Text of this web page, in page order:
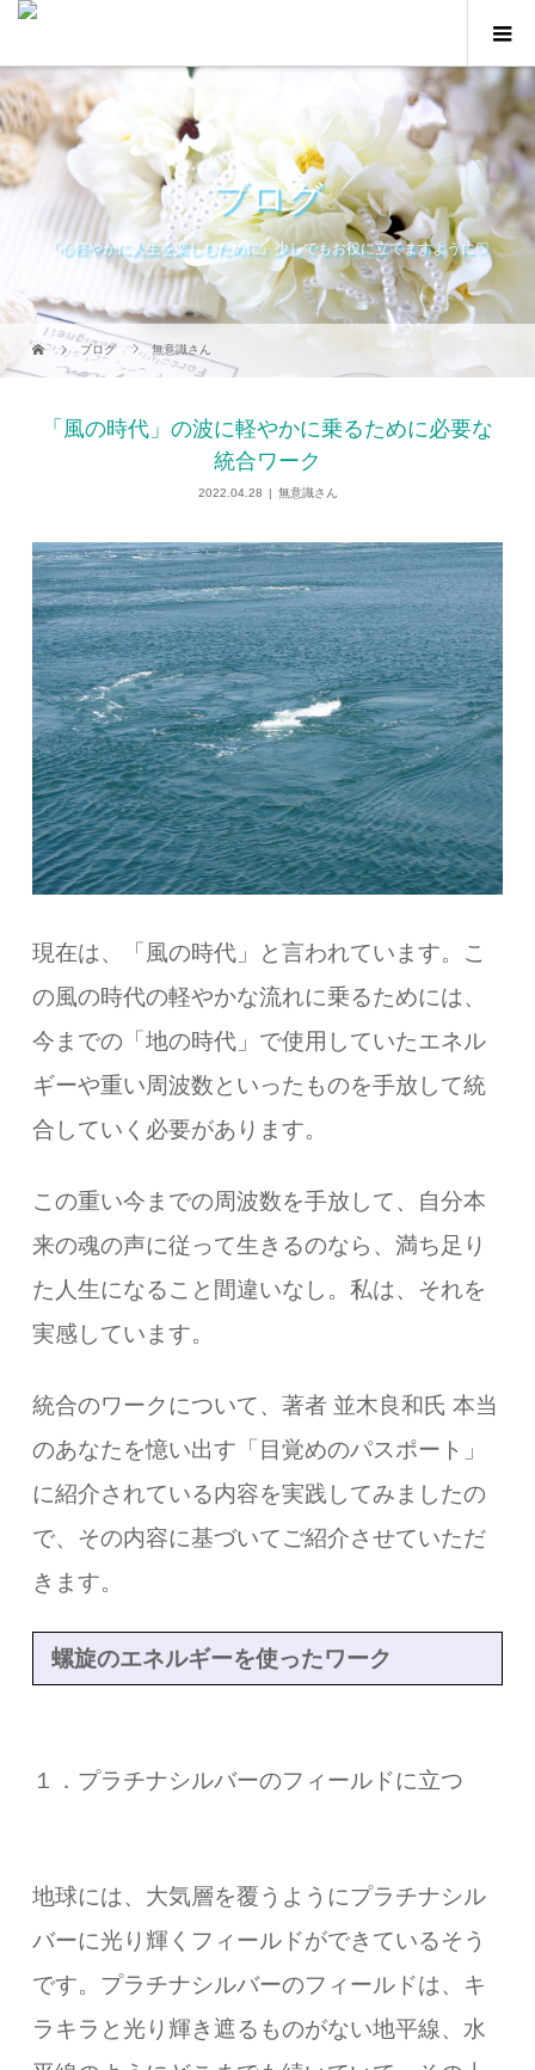
ブログ
『心軽やかに人生を楽しむために』少しでもお役に立てますように♡
ブログ 無意識さん
「風の時代」の波に軽やかに乗るために必要な
統合ワーク
2022.04.28 無意識さん
現在は、「風の時代」と言われています。こ
の風の時代の軽やかな流れに乗るためには、
今までの「地の時代」で使用していたエネル
ギーや重い周波数といったものを手放して統
合していく必要があります。
この重い今までの周波数を手放して、自分本
来の魂の声に従って生きるのなら、満ち足り
た人生になること間違いなし。私は、それを
実感しています。
統合のワークについて、著者 並木良和氏 本当
のあなたを憶い出す「目覚めのパスポート」
に紹介されている内容を実践してみましたの
で、その内容に基づいてご紹介させていただ
きます。
螺旋のエネルギーを使ったワーク
１．プラチナシルバーのフィールドに立つ
地球には、大気層を覆うようにプラチナシル
バーに光り輝くフィールドができているそう
です。プラチナシルバーのフィールドは、キ
ラキラと光り輝き遮るものがない地平線、水